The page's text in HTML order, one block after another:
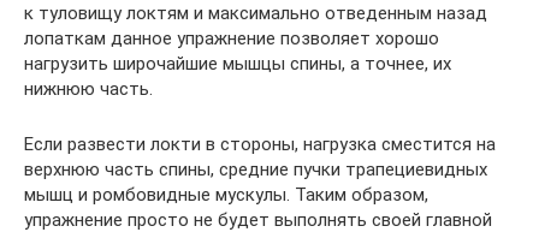
к туловищу локтям и максимально отведенным назад
лопаткам данное упражнение позволяет хорошо
нагрузить широчайшие мышцы спины, а точнее, их
нижнюю часть.
Если развести локти в стороны, нагрузка сместится на
верхнюю часть спины, средние пучки трапециевидных
мышц и ромбовидные мускулы. Таким образом,
упражнение просто не будет выполнять своей главной